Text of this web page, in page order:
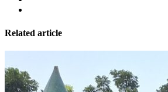
Related article